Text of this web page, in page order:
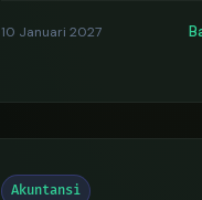
10 Januari 2027
Akuntansi